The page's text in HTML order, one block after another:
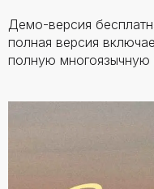
Демо-версия
полная версия
полную